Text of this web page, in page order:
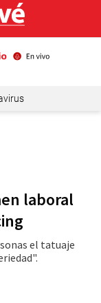
laboral
el tatuaje